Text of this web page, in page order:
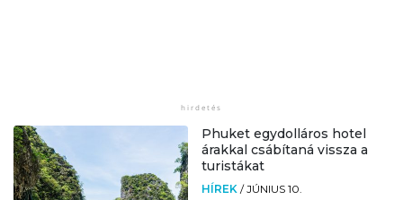
Phuket egydolláros hotel
árakkal csábítaná vissza a
turistákat
HÍREK /JÚNIUS 10.